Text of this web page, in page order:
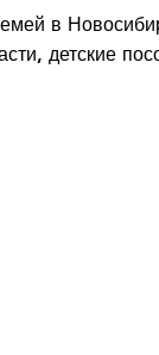
в
детские